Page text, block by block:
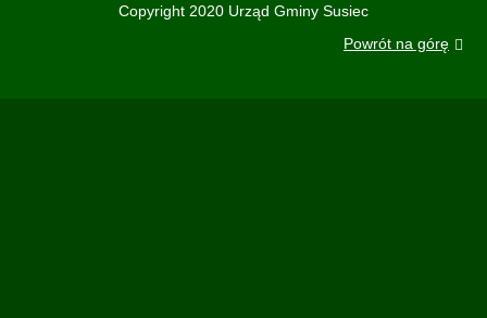
Copyright 2020 Urząd Gminy Susiec
Powrót na górę